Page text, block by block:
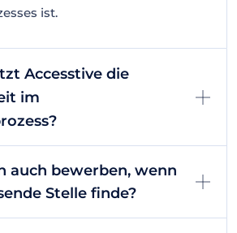
ist.
Accesstive die
im
auch bewerben, wenn
Stelle finde?